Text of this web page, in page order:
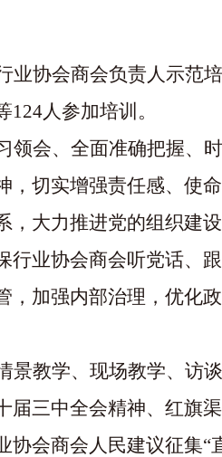
协会商会负责人示范培
人参加培训。
领会、全面准确把握、
，切实增强责任感、使
，大力推进党的组织建
行业协会商会听党话、
，加强内部治理，优化
景教学、现场教学、访
届三中全会精神、红旗
协会商会人民建议征集“